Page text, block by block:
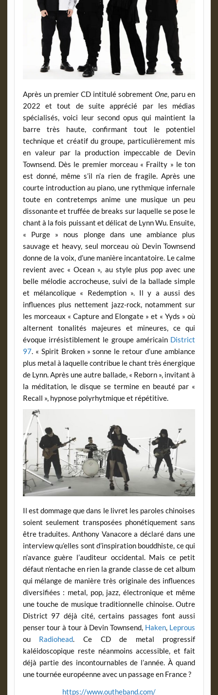
Après un premier CD intitulé sobrementOne, paru en
2022 et tout de suite apprécié par les médias
spécialisés, voici leur second opus qui maintient la
barre très haute, confirmant tout le potentiel
technique et créatif du groupe, particulièrement mis
en valeur par la production impeccable de Devin
Townsend. Dès le premier morceau « Frailty » le ton
est donné, même s’il n’a rien de fragile. Après une
courte introduction au piano, une rythmique infernale
toute en contretemps anime une musique un peu
dissonante et truffée de breaks sur laquelle se pose le
chant à la fois puissant et délicat de Lynn Wu. Ensuite,
« Purge » nous plonge dans une ambiance plus
sauvage et heavy, seul morceau où Devin Townsend
donne de la voix, d’une manière incantatoire. Le calme
revient avec « Ocean », au style plus pop avec une
belle mélodie accrocheuse, suivi de la ballade simple
et mélancolique « Redemption ». Il y a aussi des
influences plus nettement jazz-rock, notamment sur
les morceaux « Capture and Elongate » et « Yyds » où
alternent tonalités majeures et mineures, ce qui
évoque irrésistiblement le groupe américain District
97. « Spirit Broken » sonne le retour d’une ambiance
plus metal à laquelle contribue le chant très énergique
de Lynn. Après une autre ballade, « Reborn », invitant à
la méditation, le disque se termine en beauté par «
Recall », hypnose polyrhytmique et répétitive.
Il est dommage que dans le livret les paroles chinoises
soient seulement transposées phonétiquement sans
être traduites. Anthony Vanacore a déclaré dans une
interview qu’elles sont d’inspiration bouddhiste, ce qui
n’avance guère l’auditeur occidental. Mais ce petit
défaut n’entache en rien la grande classe de cet album
qui mélange de manière très originale des influences
diversifiées : metal, pop, jazz, électronique et même
une touche de musique traditionnelle chinoise. Outre
District 97 déjà cité, certains passages font aussi
penser tour à tour à Devin Townsend, Haken, Leprous
ou Radiohead. Ce CD de metal progressif
kaléidoscopique reste néanmoins accessible, et fait
déjà partie des incontournables de l’année. À quand
une tournée européenne avec un passage en France ?
https://www.outheband.com/